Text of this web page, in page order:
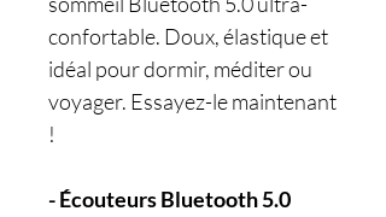
confortable. Doux, élastique et
idéal pour dormir, méditer ou
voyager. Essayez-le maintenant
!
- Écouteurs Bluetooth 5.0